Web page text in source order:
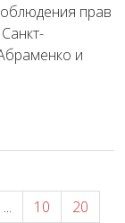
прав
и
... 10
20